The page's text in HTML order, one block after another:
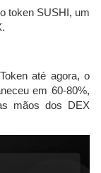
token SUSHI, um
até agora, o
em 60-80%,
mãos dos DEX